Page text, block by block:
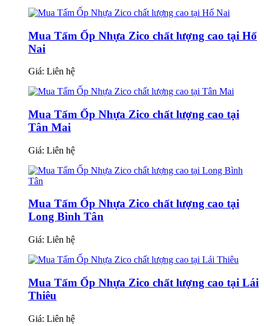
Mua Tấm Ốp Nhựa Zico chất lượng cao tại Hố
Nai
Giá: Liên hệ
Mua Tấm Ốp Nhựa Zico chất lượng cao tại
Tân Mai
Giá: Liên hệ
Mua Tấm Ốp Nhựa Zico chất lượng cao tại
Long Bình Tân
Giá: Liên hệ
Mua Tấm Ốp Nhựa Zico chất lượng cao tại Lái
Thiêu
Giá: Liên hệ